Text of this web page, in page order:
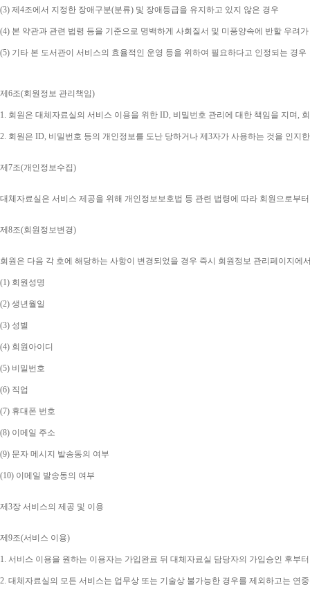
(3) 제 4조에서 지정한 장애구분(분류) 및 장애등급을 유지하고 있지 않은 경우
(4) 본 약관과 관련 법령 등을 기준으로 명백하게 사회질서 및 미풍양속에 반할 우려
(5) 기타 본 도서관이 서비스의 효율적인 운영 등을 위하여 필요하다고 인정되는 경우
제 6조(회원정보 관리책임)
1. 회원은 대체자료실의 서비스 이용을 위한 ID, 비밀번호 관리에 대한 책임을 지며,
2. 회원은 ID, 비밀번호 등의 개인정보를 도난 당하거나 제 3자가 사용하는 것을 인지
제 7조(개인정보수집)
대체자료실은 서비스 제공을 위해 개인정보보호법 등 관련 법령에 따라 회원으로부
제 8조(회원정보변경)
회원은 다음 각 호에 해당하는 사항이 변경되었을 경우 즉시 회원정보 관리페이지에
(1) 회원성명
(2) 생년월일
(3) 성별
(4) 회원아이디
(5) 비밀번호
(6) 직업
(7) 휴대폰 번호
(8) 이메일 주소
(9) 문자 메시지 발송동의 여부
(10) 이메일 발송동의 여부
제 3장 서비스의 제공 및 이용
제 9조(서비스 이용)
1. 서비스 이용을 원하는 이용자는 가입완료 뒤 대체자료실 담당자의 가입승인 후부
2. 대체자료실의 모든 서비스는 업무상 또는 기술상 불가능한 경우를 제외하고는 연